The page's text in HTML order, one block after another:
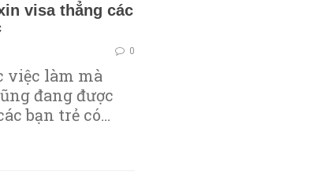
visa thẳng các
0
việc làm mà
đang được
bạn trẻ có…